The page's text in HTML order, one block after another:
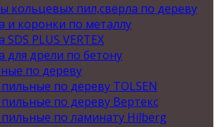
кольцевых пил,сверла по дереву
и коронки по металлу
SDS PLUS VERTEX
для дрели по бетону
по дереву
по дереву TOLSEN
по дереву Вертекс
по ламинату Hilberg